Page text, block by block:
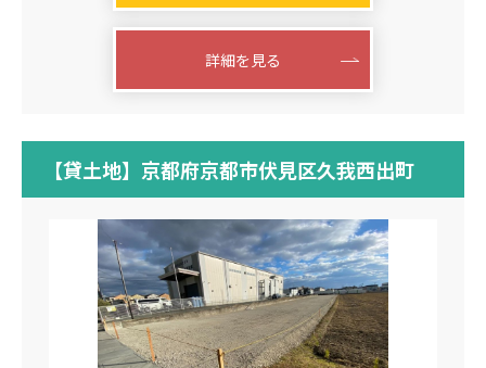
詳細を見る
【貸土地】京都府京都市伏見区久我西出町